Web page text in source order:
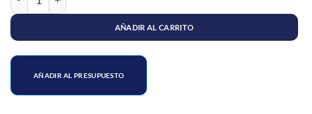
AÑADIR AL CARRITO
AÑADIR AL PRESUPUESTO